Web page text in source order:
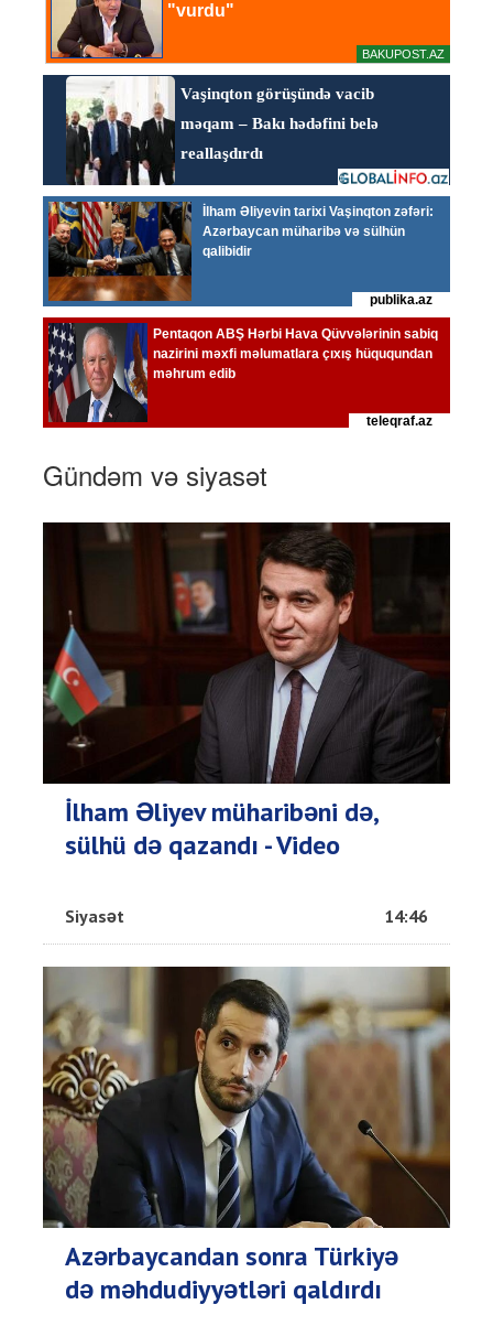
Gündəm və siyasət
İlham Əliyev müharibəni də,
sülhü də qazandı - Video
Siyasət 14:46
Azərbaycandan sonra Türkiyə
də məhdudiyyətləri qaldırdı